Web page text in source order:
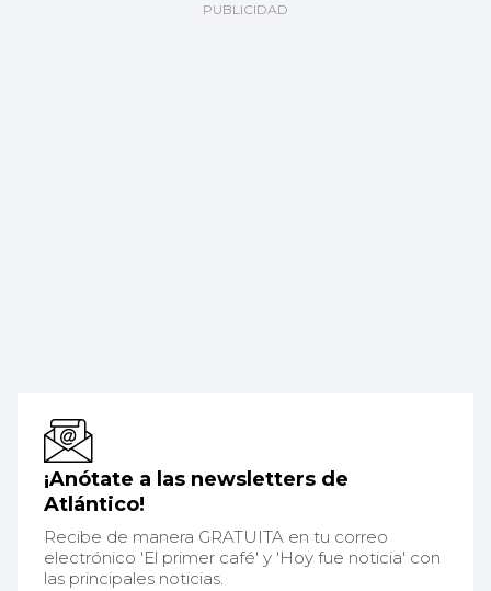
¡Anótate a las newsletters de
Atlántico!
Recibe de manera GRATUITA en tu correo
electrónico 'El primer café' y 'Hoy fue noticia' con
las principales noticias.